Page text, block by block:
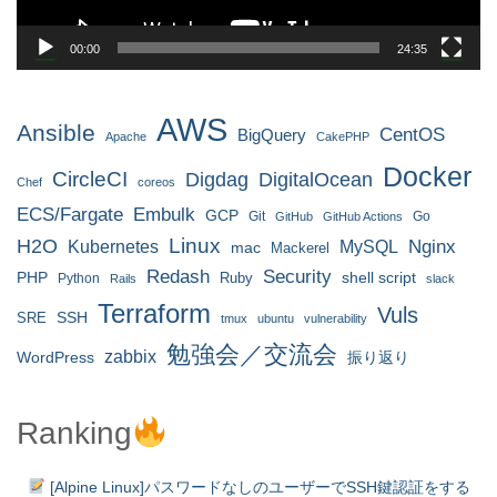
00:00 24:35
Ansible Apache AWS BigQuery CakePHP CentOS
Chef CircleCI coreos Digdag DigitalOcean Docker
ECS/Fargate Embulk GCP Git GitHub GitHub Actions Go
H2O Kubernetes Linux mac Mackerel MySQL Nginx
PHP Python Rails Redash Ruby Security shell script slack
SRE SSH Terraform tmux ubuntu vulnerability Vuls
WordPress zabbix 勉強会／交流会 振り返り
Ranking
[Alpine Linux]パスワードなしのユーザーでSSH鍵認証をする